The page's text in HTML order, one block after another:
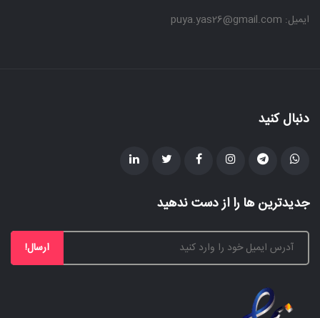
ایمیل: puya.yas26@gmail.com
دنبال کنید
جدیدترین ها را از دست ندهید
ارسال!